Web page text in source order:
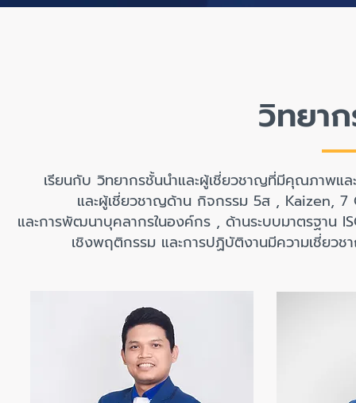
วิทยา
เรียนกับ วิทยากรชั้นนำและผู้เชี่ยวชาญที่มีคุณภาพแ
และผู้เชี่ยวชาญด้าน กิจกรรม 5ส , Kaizen, 7
และการพัฒนาบุคลากรในองค์กร , ด้านระบบมาตรฐาน
เชิงพฤติกรรม และการปฏิบัติงานมีความเชี่ยว